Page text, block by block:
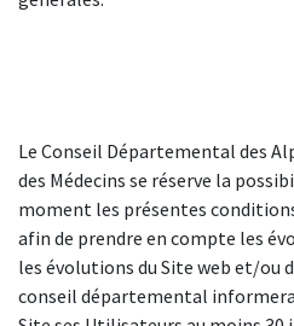
Le Conseil Départemental des
des Médecins se réserve la
moment les présentes
afin de prendre en compte les
les évolutions du Site web et/ou
conseil départemental